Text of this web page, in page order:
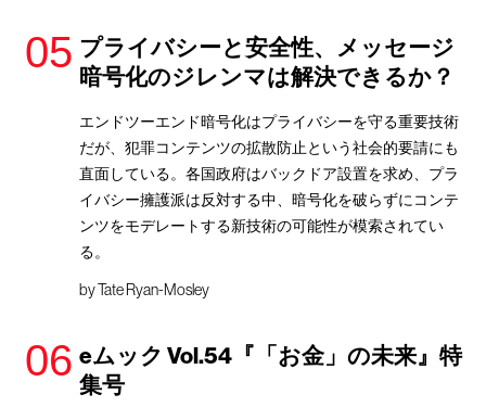
プライバシーと安全性、メッセージ
暗号化のジレンマは解決できるか？
エンドツーエンド暗号化はプライバシーを守る重要技術
だが、犯罪コンテンツの拡散防止という社会的要請にも
直面している。各国政府はバックドア設置を求め、プラ
イバシー擁護派は反対する中、暗号化を破らずにコンテ
ンツをモデレートする新技術の可能性が模索されてい
る。
byTate Ryan-Mosley
eムック Vol.54『「お金」の未来』特
集号